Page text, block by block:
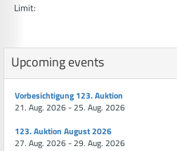
Limit:
Upcoming events
Vorbesichtigung 123. Auktion
21. Aug. 2026 - 25. Aug. 2026
123. Auktion August 2026
27. Aug. 2026 - 29. Aug. 2026